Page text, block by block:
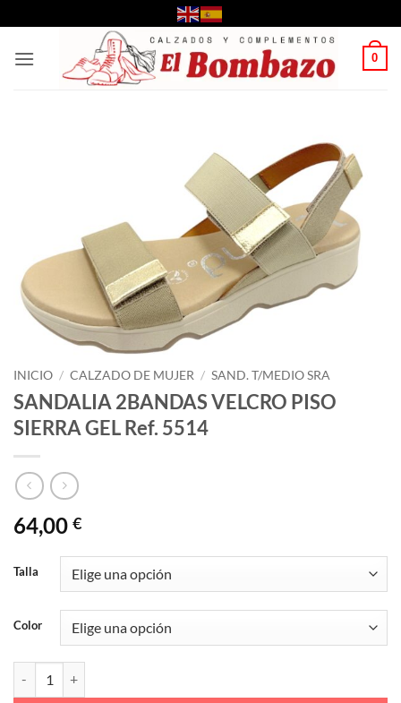
al
contenido
0
INICIO / CALZADO DE MUJER / SAND. T/MEDIO SRA
SANDALIA 2BANDAS VELCRO PISO
SIERRA GEL Ref. 5514
64,00 €
Talla
Color